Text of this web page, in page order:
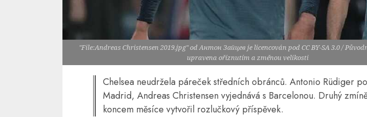
"File:Andreas Christensen 2019.jpg" od Антон Зайцев je licencován pod CC BY-SA 3.0 /
upravena oříznutím a změnou velikosti
Chelsea neudržela páreček středních obránců. Antonio Rüdiger
Madrid, Andreas Christensen vyjednává s Barcelonou. Druhý
koncem měsíce vytvořil rozlučkový příspěvek.